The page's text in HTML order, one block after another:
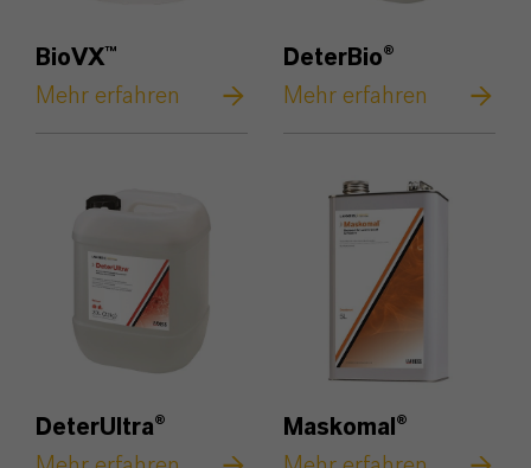
BioVX™
Mehr erfahren
DeterUltra®
DeterBio®
Mehr erfahren
Maskomal®